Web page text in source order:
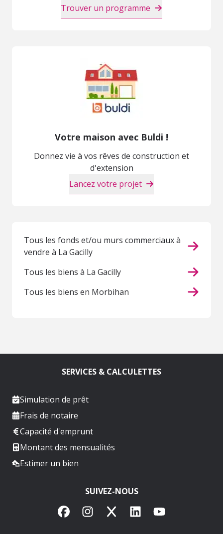
Trouver un programme
Votre maison avec Buldi !
Donnez vie à vos rêves de construction et
d'extension
Lancez votre projet
Tous les fonds et/ou murs commerciaux à
vendre à La Gacilly
Tous les biens à La Gacilly
Tous les biens en Morbihan
SERVICES & CALCULETTES
Simulation de prêt
Frais de notaire
Capacité d'emprunt
Montant des mensualités
Estimer un bien
SUIVEZ-NOUS
FacebookInstagram
X LinkedInYouTube